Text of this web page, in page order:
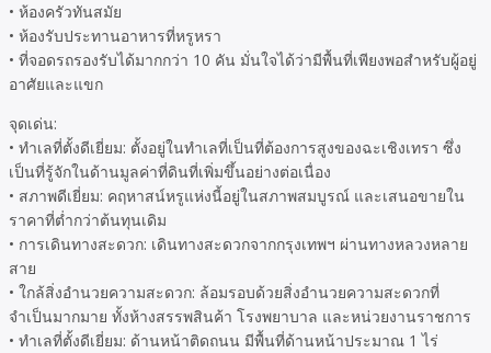
• ห้องครัวทันสมัย
• ห้องรับประทานอาหารที่หรูหรา
• ที่จอดรถรองรับได้มากกว่า 10 คัน มั่นใจได้ว่ามีพื้นที่เพียงพอสำหรับผู้อยู่
อาศัยและแขก
จุดเด่น:
• ทำเลที่ตั้งดีเยี่ยม: ตั้งอยู่ในทำเลที่เป็นที่ต้องการสูงของฉะเชิงเทรา ซึ่ง
เป็นที่รู้จักในด้านมูลค่าที่ดินที่เพิ่มขึ้นอย่างต่อเนื่อง
• สภาพดีเยี่ยม: คฤหาสน์หรูแห่งนี้อยู่ในสภาพสมบูรณ์ และเสนอขายใน
ราคาที่ต่ำกว่าต้นทุนเดิม
• การเดินทางสะดวก: เดินทางสะดวกจากกรุงเทพฯ ผ่านทางหลวงหลาย
สาย
• ใกล้สิ่งอำนวยความสะดวก: ล้อมรอบด้วยสิ่งอำนวยความสะดวกที่
จำเป็นมากมาย ทั้งห้างสรรพสินค้า โรงพยาบาล และหน่วยงานราชการ
• ทำเลที่ตั้งดีเยี่ยม: ด้านหน้าติดถนน มีพื้นที่ด้านหน้าประมาณ 1 ไร่